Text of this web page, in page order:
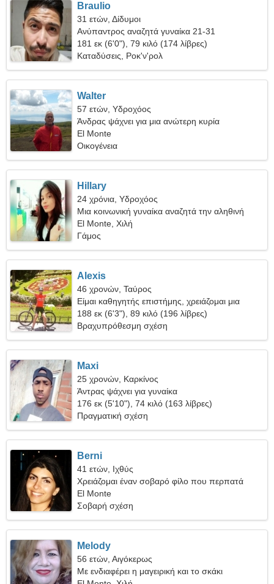
Braulio
31 ετών, Δίδυμοι
Ανύπαντρος αναζητά γυναίκα 21-31
181 εκ (6'0"), 79 κιλό (174 λίβρες)
Καταδύσεις, Ροκ'ν'ρολ
Walter
57 ετών, Υδροχόος
Άνδρας ψάχνει για μια ανώτερη κυρία
El Monte
Οικογένεια
Hillary
24 χρόνια, Υδροχόος
Μια κοινωνική γυναίκα αναζητά την αληθινή
αγάπη
El Monte, Χιλή
Γάμος
Alexis
46 χρονών, Ταύρος
Είμαι καθηγητής επιστήμης, χρειάζομαι μια
όμορφη γυναίκα
188 εκ (6'3"), 89 κιλό (196 λίβρες)
Βραχυπρόθεσμη σχέση
Maxi
25 χρονών, Καρκίνος
Άντρας ψάχνει για γυναίκα
176 εκ (5'10"), 74 κιλό (163 λίβρες)
Πραγματική σχέση
Berni
41 ετών, Ιχθύς
Χρειάζομαι έναν σοβαρό φίλο που περπατά
El Monte
Σοβαρή σχέση
Melody
56 ετών, Αιγόκερως
Με ενδιαφέρει η μαγειρική και το σκάκι